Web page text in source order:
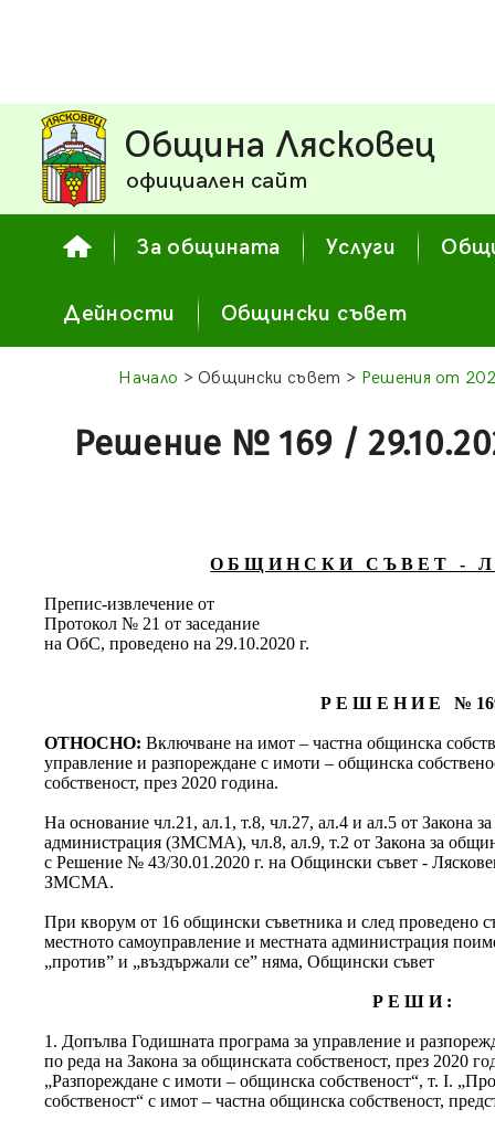
Община Лясковец
официален сайт
За общината Услуги
Дейности Общински съвет
Начало > Общински съвет > Решения от
Решение № 169 /
О Б Щ И Н С К И С Ъ В Е Т - Л
Препис-извлечение от
Протокол № 21 от заседание
на ОбС, проведено на 29.10.2020 г.
Р Е Ш Е Н И Е №
ОТНОСНО:Включване на имот – частна общинска
управление и разпореждане с имоти – общинска
собственост, през 2020 година.
На основание чл.21, ал.1, т.8, чл.27, ал.4 и ал.5 от Закона
администрация (ЗМСМА), чл.8, ал.9, т.2 от Закона за
с Решение № 43/30.01.2020 г. на Общински съвет -
ЗМСМА.
При кворум от 16 общински съветника и след проведено
местното самоуправление и местната администрация
„против” и „въздържали се” няма, Общински съвет
Р Е Ш И :
1. Допълва Годишната програма за управление и
по реда на Закона за общинската собственост, през 2020
„Разпореждане с имоти – общинска собственост“, т. І.
собственост“ с имот – частна общинска собственост,